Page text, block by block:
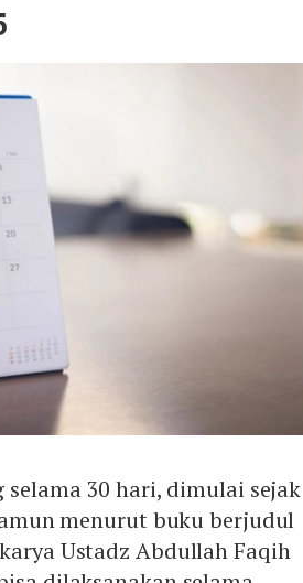
selama 30 hari, dimulai sejak
menurut buku berjudul
Ustadz Abdullah Faqih